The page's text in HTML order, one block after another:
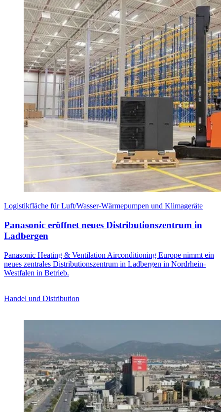
Logistikfläche für Luft/Wasser-Wärmepumpen und Klimageräte
Panasonic eröffnet neues Distributionszentrum in
Ladbergen
Panasonic Heating & Ventilation Airconditioning Europe nimmt ein
neues zentrales Distributionszentrum in Ladbergen in Nordrhein-
Westfalen in Betrieb.
Handel und Distribution